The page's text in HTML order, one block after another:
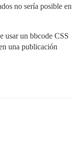
no sería posible en
usar un bbcode CSS
una publicación